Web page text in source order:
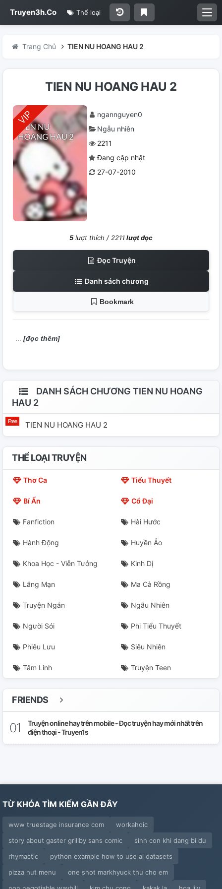
Truyen3h.Co Thể loại
Trang Chủ TIEN NU HOANG HAU 2
TIEN NU HOANG HAU 2
ngannguyen0
Ngẫu nhiên
2211
Đang cập nhật
27-07-2010
5 lượt thích /2211lượt đọc
Đọc Truyện
Danh sách chương
Bookmark
[đọc thêm]
DANH SÁCH CHƯƠNG TIEN NU HOANG
HAU 2
TIEN NU HOANG HAU 2
THỂ LOẠI TRUYỆN
Thơ Ca Tiểu Thuyết
Bí Ẩn Cổ Đại
Fanfiction Hài Hước
Hành Động Huyền Ảo
Khoa Học - Viễn Tưởng Kinh Dị
Lãng Mạn Ma Cà Rồng
Truyện Ngắn Ngẫu Nhiên
Người Sói Phi Tiểu Thuyết
Phiêu Lưu Siêu Nhiên
Tâm Linh Truyện Teen
FRIENDS
Truyện online hay trên mobile - Đọc truyện hay mới nhất trên
điện thoại - Truyen1s
TỪ KHÓA TÌM KIẾM GẦN ĐÂY
www truestage insurance com
workahoic
story about gaster grillby sans comic
sinh con khi dang bi du
rhymactic
python example how to use ai datasets
pizza hut menu
one shot markhyuck thu cho em